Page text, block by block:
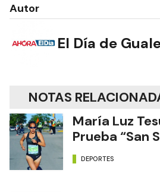
Autor
El Día de
NOTAS
María Luz
Prueba “San
DEPORTES